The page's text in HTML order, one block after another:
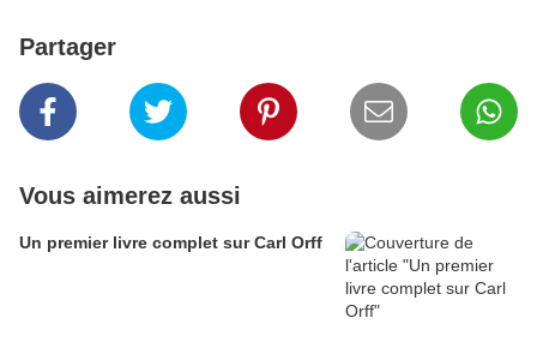
Partager
Vous aimerez aussi
Un premier livre complet sur Carl Orff